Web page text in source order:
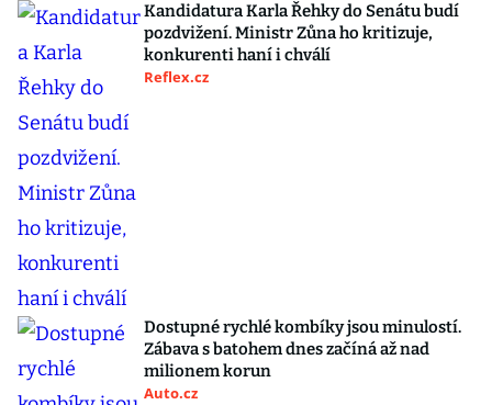
Kandidatura Karla Řehky do Senátu budí
pozdvižení. Ministr Zůna ho kritizuje,
konkurenti haní i chválí
Reflex.cz
Dostupné rychlé kombíky jsou minulostí.
Zábava s batohem dnes začíná až nad
milionem korun
Auto.cz